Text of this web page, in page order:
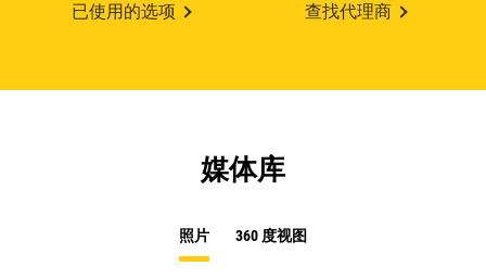
已使用的选项 查找代理商
媒体库
照片 360 度视图